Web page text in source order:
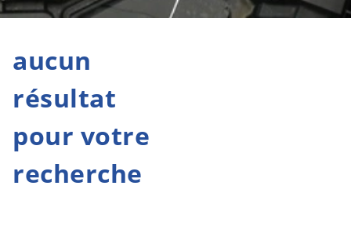
aucun
résultat
pour votre
recherche